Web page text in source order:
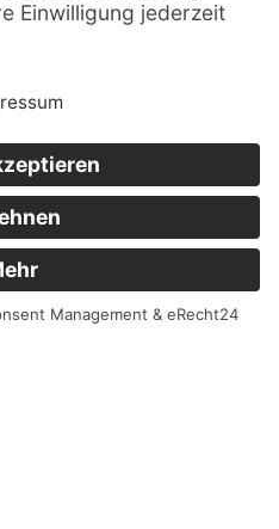
· 2026